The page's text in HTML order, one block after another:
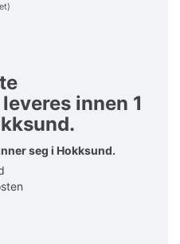
innen 1
seg i Hokksund.